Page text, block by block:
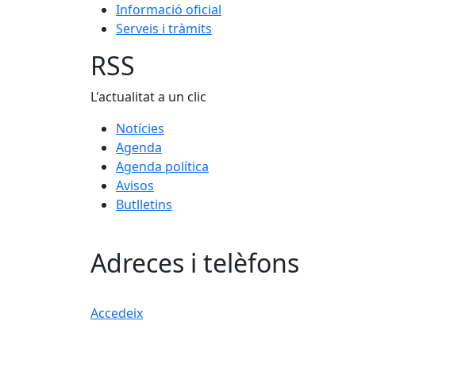
Informació oficial
Serveis i tràmits
RSS
L'actualitat a un clic
Notícies
Agenda
Agenda política
Avisos
Butlletins
Adreces i telèfons
Accedeix